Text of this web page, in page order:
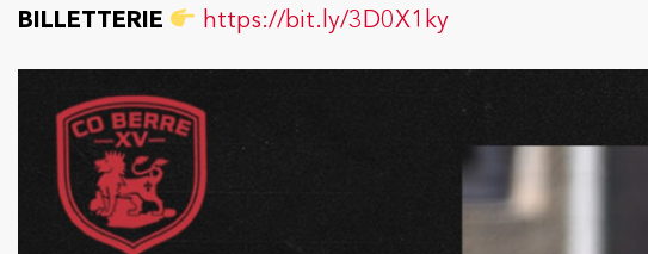
BILLETTERIE https://bit.ly/3D0X1ky